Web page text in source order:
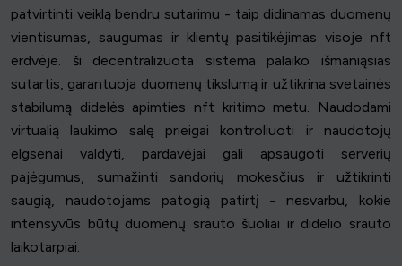
patvirtinti veiklą bendru sutarimu - taip didinamas duomenų
vientisumas, saugumas ir klientų pasitikėjimas visoje nft
erdvėje. ši decentralizuota sistema palaiko išmaniąsias
sutartis, garantuoja duomenų tikslumą ir užtikrina svetainės
stabilumą didelės apimties nft kritimo metu. Naudodami
virtualią laukimo salę prieigai kontroliuoti ir naudotojų
elgsenai valdyti, pardavėjai gali apsaugoti serverių
pajėgumus, sumažinti sandorių mokesčius ir užtikrinti
saugią, naudotojams patogią patirtį - nesvarbu, kokie
intensyvūs būtų duomenų srauto šuoliai ir didelio srauto
laikotarpiai.